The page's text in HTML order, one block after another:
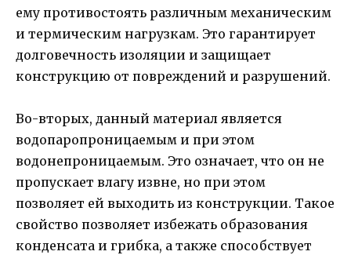
ему противостоять различным механическим
и термическим нагрузкам. Это гарантирует
долговечность изоляции и защищает
конструкцию от повреждений и разрушений.
Во-вторых, данный материал является
водопаропроницаемым и при этом
водонепроницаемым. Это означает, что он не
пропускает влагу извне, но при этом
позволяет ей выходить из конструкции. Такое
свойство позволяет избежать образования
конденсата и грибка, а также способствует